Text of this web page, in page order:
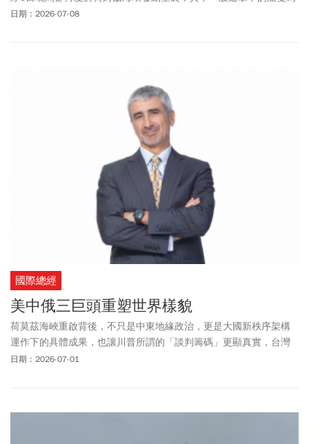
卡達液化天然氣（LNG）運輸船「阿爾雷卡亞特號」（Al
逾2%；當日下午，布蘭特原油再上漲1.87美元，每桶來到76.03美
元；紐約西德州中級原油（WTI）也勁揚1.76美元，至每桶72.20美
元，兩大指標原油均較前一交易日收盤大漲逾5%。
日期：2026-07-08
國際總經
美中俄三巨頭重塑世界樣貌
荷莫茲海峽重啟背後，不只是中東地緣政治，更是大國新秩序架構
運作下的具體成果，也讓川普所謂的「談判籌碼」更顯真實，台灣
命運正隨國際風向轉變。
日期：2026-07-01